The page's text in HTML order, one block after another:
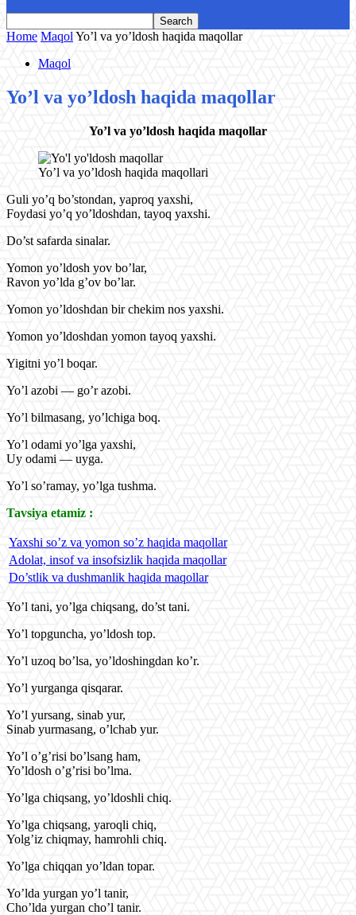
Home Maqol Yo’l va yo’ldosh haqida maqollar
Maqol
Yo’l va yo’ldosh haqida maqollar
Yo’l va yo’ldosh haqida maqollar
Yo’l va yo’ldosh haqida maqollari
Guli yo’q bo’stondan, yaproq yaxshi,
Foydasi yo’q yo’ldoshdan, tayoq yaxshi.
Do’st safarda sinalar.
Yomon yo’ldosh yov bo’lar,
Ravon yo’lda g’ov bo’lar.
Yomon yo’ldoshdan bir chekim nos yaxshi.
Yomon yo’ldoshdan yomon tayoq yaxshi.
Yigitni yo’l boqar.
Yo’l azobi — go’r azobi.
Yo’l bilmasang, yo’lchiga boq.
Yo’l odami yo’lga yaxshi,
Uy odami — uyga.
Yo’l so’ramay, yo’lga tushma.
Tavsiya etamiz :
Yaxshi so’z va yomon so’z haqida maqollar
Adolat, insof va insofsizlik haqida maqollar
Do’stlik va dushmanlik haqida maqollar
Yo’l tani, yo’lga chiqsang, do’st tani.
Yo’l topguncha, yo’ldosh top.
Yo’l uzoq bo’lsa, yo’ldoshingdan ko’r.
Yo’l yurganga qisqarar.
Yo’l yursang, sinab yur,
Sinab yurmasang, o’lchab yur.
Yo’l o’g’risi bo’lsang ham,
Yo’ldosh o’g’risi bo’lma.
Yo’lga chiqsang, yo’ldoshli chiq.
Yo’lga chiqsang, yaroqli chiq,
Yolg’iz chiqmay, hamrohli chiq.
Yo’lga chiqqan yo’ldan topar.
Yo’lda yurgan yo’l tanir,
Cho’lda yurgan cho’l tanir.